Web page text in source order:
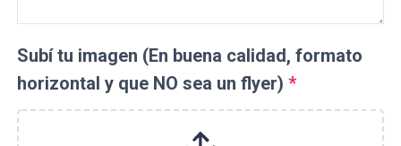
Subí tu imagen (En buena calidad, formato
horizontal y que NO sea un flyer) *